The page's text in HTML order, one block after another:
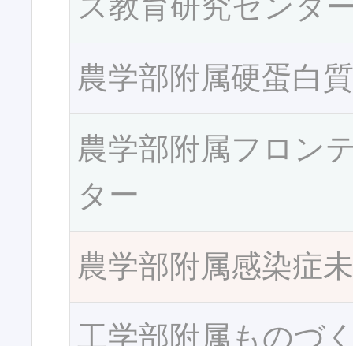
ス教育研究センタ
農学部附属硬蛋白
農学部附属フロン
ター
農学部附属感染症
工学部附属ものづ